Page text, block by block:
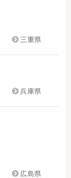
三重県
兵庫県
広島県